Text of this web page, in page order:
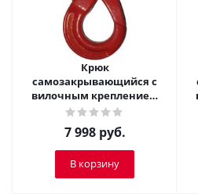
Крюк
самозакрывающийся с
вилочным креплением
TOR 15,0 т
7 998руб.
В корзину